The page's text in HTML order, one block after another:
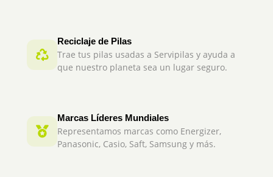
Reciclaje de Pilas
Trae tus pilas usadas a Servipilas y ayuda a
que nuestro planeta sea un lugar seguro.
Marcas Líderes Mundiales
Representamos marcas como Energizer,
Panasonic, Casio, Saft, Samsung y más.